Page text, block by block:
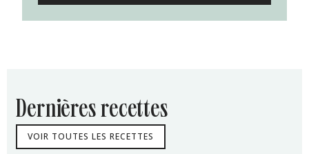
dernières recettes
VOIR TOUTES LES RECETTES